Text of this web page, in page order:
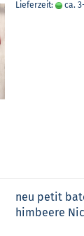
Lieferzeit:
ca.
neu petit
him­bee­re